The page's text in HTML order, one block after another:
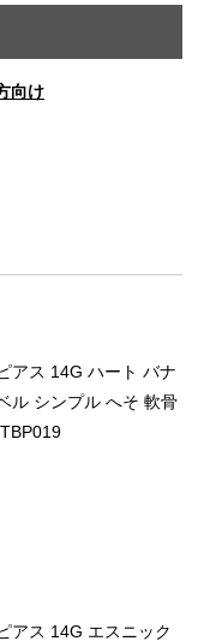
向け
アス 14G ハート バナ
ル シンプル へそ 軟骨
アス 14G エスニック